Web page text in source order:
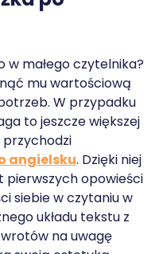
w małego czytelnika?
mu wartościową
W przypadku
to jeszcze większej
angielsku. Dzięki niej
pierwszych opowieści
siebie w czytaniu w
układu tekstu z
na uwagę